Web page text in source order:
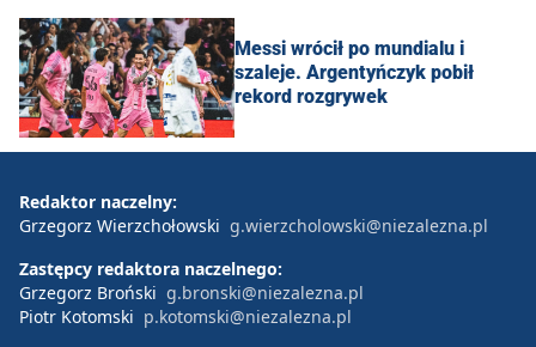
Messi wrócił po mundialu i
szaleje. Argentyńczyk pobił
rekord rozgrywek
Redaktor naczelny:
Grzegorz Wierzchołowski g.wierzcholowski@niezalezna.pl
Zastępcy redaktora naczelnego:
Grzegorz Broński g.bronski@niezalezna.pl
Piotr Kotomski p.kotomski@niezalezna.pl